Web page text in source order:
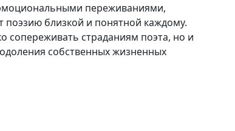
переживаниями,
поэзию близкой и понятной каждому.
сопереживать страданиям поэта, но и
собственных жизненных